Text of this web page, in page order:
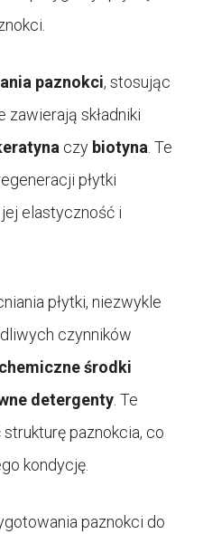
paznokci, stosując
zawierają składniki
czy biotyna . Te
płytki
elastyczność i
płytki, niezwykle
czynników
chemiczne środki
detergenty . Te
paznokcia, co
kondycję.
paznokci do